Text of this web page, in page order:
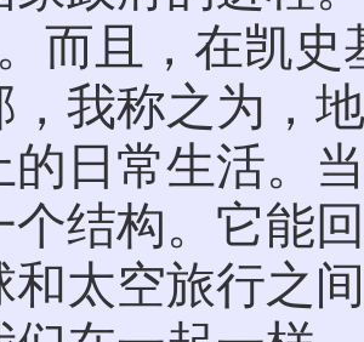
而且，在凯
，我称之为，
的日常生活。
个结构。它能
和太空旅行之